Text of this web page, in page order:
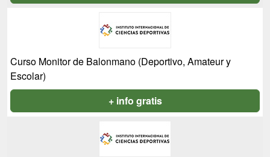
Curso Monitor de Balonmano (Deportivo, Amateur y
Escolar)
+ info gratis